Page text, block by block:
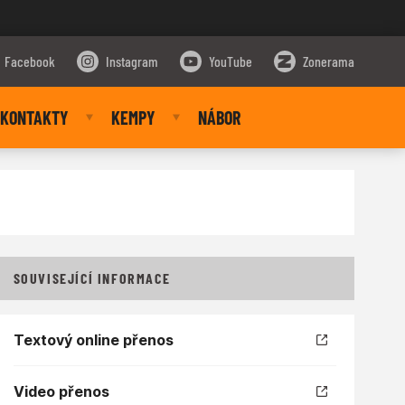
Facebook Instagram YouTube Zonerama
KONTAKTY KEMPY NÁBOR
SOUVISEJÍCÍ INFORMACE
Textový online přenos
Video přenos